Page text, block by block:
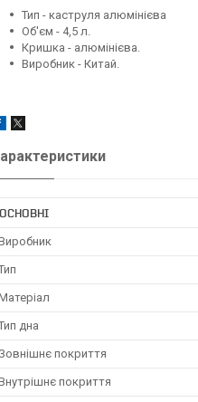
Тип - каструля алюмінієва
Об'єм - 4,5 л.
Кришка - алюмінієва.
Виробник - Китай.
ОСНОВНІ
дна
Зовнішнє покриття
покриття